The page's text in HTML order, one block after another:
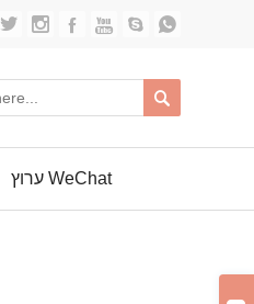
     

ערוץ WeChat